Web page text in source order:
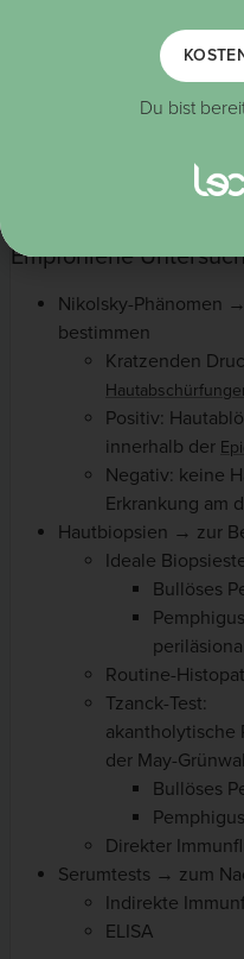
Diagnostik
Phänomen, Biopsien für
Empfohlene
Nikolsky-Phänomen
bestimmen
Kratzenden
Positiv:
innerhalb der
Negativ: keine
Erkrankung am
Hautbiopsien → zur
Ideale
Bullöses
Routine-
Tzanck-Test:
akantholytische
der May-
Bullöses
Direkter
Serumtests → zum
Indirekte
ELISA
Du bist